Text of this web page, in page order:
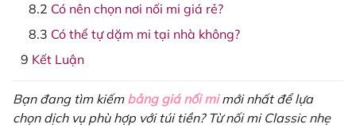
Có nên chọn nơi nối mi giá rẻ?
Có thể tự dặm mi tại nhà không?
Kết Luận
Bạn đang tìm kiếm bảng giá nối mimới nhất để lựa
chọn dịch vụ phù hợp với túi tiền? Từ nối mi Classic nhẹ